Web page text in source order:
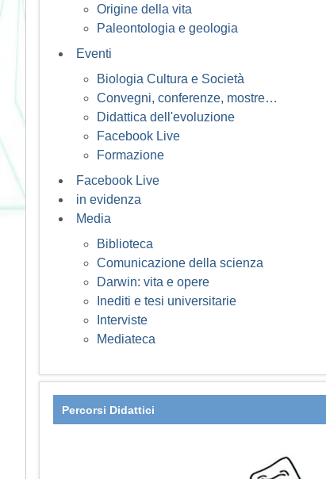
Origine della vita
Paleontologia e geologia
Eventi
Biologia Cultura e Società
Convegni, conferenze, mostre…
Didattica dell'evoluzione
Facebook Live
Formazione
Facebook Live
in evidenza
Media
Biblioteca
Comunicazione della scienza
Darwin: vita e opere
Inediti e tesi universitarie
Interviste
Mediateca
Percorsi Didattici